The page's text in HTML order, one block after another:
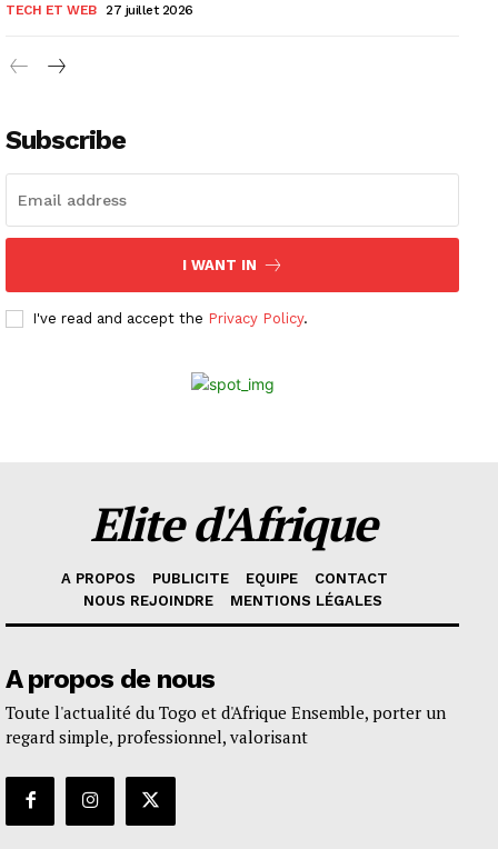
TECH ET WEB 27 juillet 2026
Subscribe
I WANT IN
I've read and accept the Privacy Policy.
Elite d'Afrique
A PROPOS PUBLICITE EQUIPE
CONTACT
NOUS REJOINDRE
MENTIONS LÉGALES
A propos de nous
Toute l'actualité du Togo et d'Afrique Ensemble, porter un
regard simple, professionnel, valorisant